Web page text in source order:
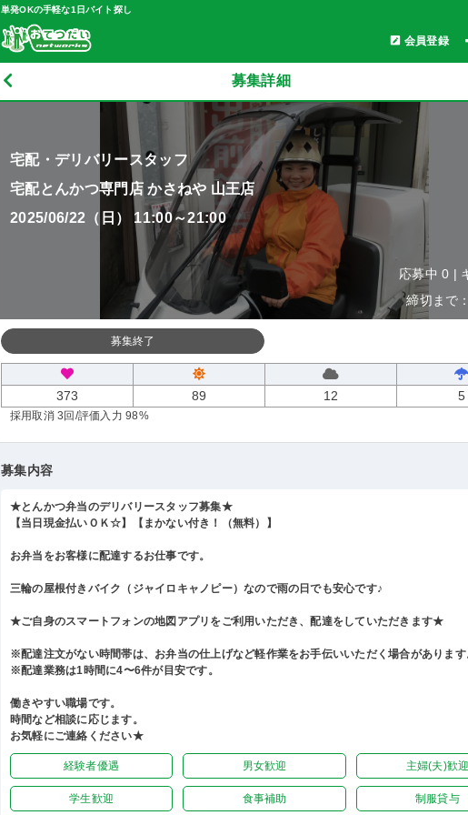
単発OKの手軽な1日バイト探し
会員登録
募集詳細
宅配・デリバリースタッフ
宅配とんかつ専門店 かさねや 山王店
2025/06/22（日） 11:00～21:00
応募中 0 |
締切まで
募集終了
373 89 12 5
採用取消 3回 /評価入力 98%
募集内容
★とんかつ弁当のデリバリースタッフ募集★
【当日現金払いＯＫ☆】【まかない付き！（無料）】
お弁当をお客様に配達するお仕事です。
三輪の屋根付きバイク（ジャイロキャノピー）なので雨の日でも安心です♪
★ご自身のスマートフォンの地図アプリをご利用いただき、配達をしていただきます★
※配達注文がない時間帯は、お弁当の仕上げなど軽作業をお手伝いいただく場合があります
※配達業務は1時間に4〜6件が目安です。
働きやすい職場です。
時間など相談に応じます。
お気軽にご連絡ください★
経験者優遇 男女歓迎 主婦(夫)歓
学生歓迎 食事補助 制服貸与